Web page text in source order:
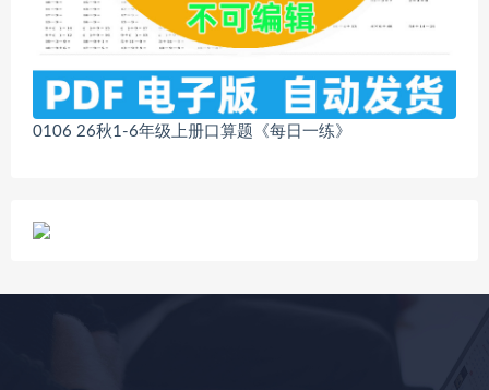
0106 26秋1-6年级上册口算题《每日一练》